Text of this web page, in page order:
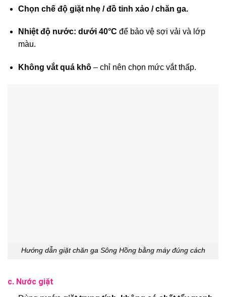
Chọn chế độ giặt nhẹ / đồ tinh xảo / chăn ga.
Nhiệt độ nước: dưới 40°C để bảo vệ sợi vải và lớp
màu.
Không vắt quá khô– chỉ nên chọn mức vắt thấp.
Hướng dẫn giặt chăn ga Sông Hồng bằng máy đúng cách
c. Nước giặt